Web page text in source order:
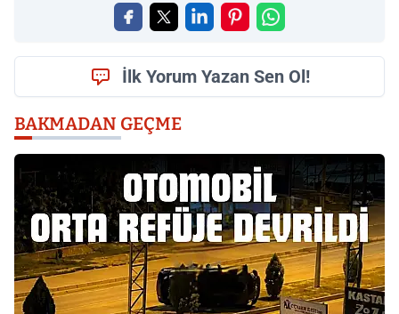
İlk Yorum Yazan Sen Ol!
BAKMADAN GEÇME